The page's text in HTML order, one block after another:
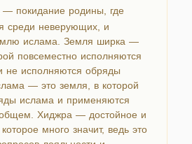
покидание родины, где
среди неверующих, и
ислама. Земля ширка —
повсеместно исполняются
не исполняются обряды
— это земля, в которой
ислама и применяются
Хиджра — достойное и
много значит, ведь это